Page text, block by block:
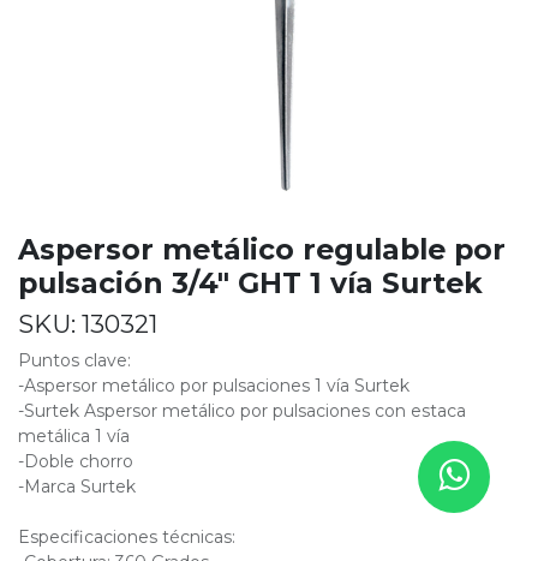
Aspersor metálico regulable por
pulsación 3/4" GHT 1 vía Surtek
SKU: 130321
Puntos clave:
-Aspersor metálico por pulsaciones 1 vía Surtek
-Surtek Aspersor metálico por pulsaciones con estaca
metálica 1 vía
-Doble chorro
-Marca Surtek
Especificaciones técnicas: